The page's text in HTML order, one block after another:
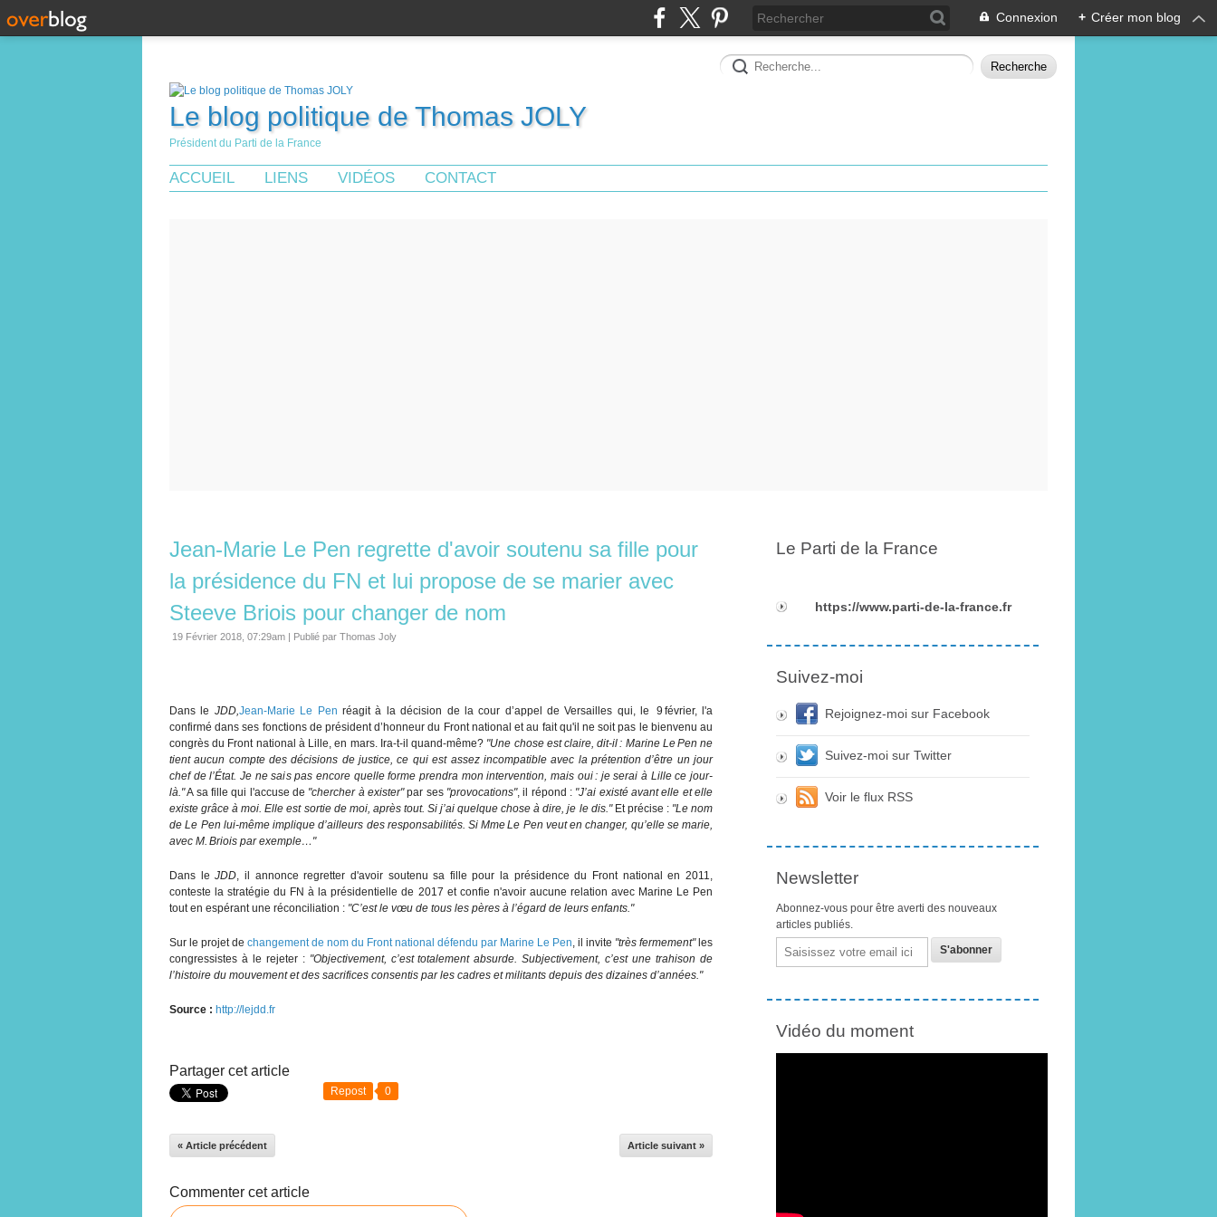
Connexion + Créer mon blog
Le blog politique de Thomas JOLY
Président du Parti de la France
ACCUEIL LIENS VIDÉOS CONTACT
Jean-Marie Le Pen regrette d'avoir soutenu sa fille pour
la présidence du FN et lui propose de se marier avec
Steeve Briois pour changer de nom
19 Février 2018, 07:29am | Publié par Thomas Joly
Dans le JDD,Jean-Marie Le Pen réagit à la décision de la cour d’appel de Versailles qui, le 9 février, l'a
confirmé dans ses fonctions de président d’honneur du Front national et au fait qu'il ne soit pas le bienvenu au
congrès du Front national à Lille, en mars. Ira-t-il quand-même? "Une chose est claire, dit-il : Marine Le Pen ne
tient aucun compte des décisions de justice, ce qui est assez ­incompatible avec la prétention d’être un jour
chef de l’État. Je ne sais pas encore quelle forme prendra mon intervention, mais oui : je serai à Lille ce jour-
là."A sa fille qui l'accuse de "chercher à exister"par ses"provocations", il répond : "J’ai existé avant elle et elle
existe grâce à moi. Elle est sortie de moi, après tout. Si j’ai quelque chose à dire, je le dis."Et précise : "Le nom
de Le Pen lui-même implique d’ailleurs des responsabilités. Si Mme Le Pen veut en changer, qu’elle se marie,
avec M. Briois par exemple…"
Dans leJDD, il annonce regretter d'avoir soutenu sa fille pour la présidence du Front national en 2011,
conteste la stratégie du FN à la présidentielle de 2017 et confie n'avoir aucune relation avec Marine Le Pen
tout en espérant une réconciliation : "C’est le vœu de tous les pères à l’égard de leurs enfants."
Sur le projet de changement de nom du Front national défendu par Marine Le Pen, il invite "très fermement"les
congressistes à le rejeter : "Objectivement, c’est totalement absurde. Subjectivement, c’est une trahison de
l’histoire du mouvement et des sacrifices consentis par les cadres et militants depuis des dizaines d’années."
Source : http://lejdd.fr
Partager cet article
Repost 0
« Article précédent Article suivant »
Commenter cet article
Le Parti de la France
https://www.parti-de-la-france.fr
Suivez-moi
Rejoignez-moi sur Facebook
Suivez-moi sur Twitter
Voir le flux RSS
Newsletter
Abonnez-vous pour être averti des nouveaux
articles publiés.
Email
Vidéo du moment